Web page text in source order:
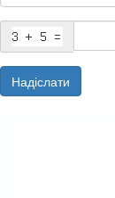
Надіслати